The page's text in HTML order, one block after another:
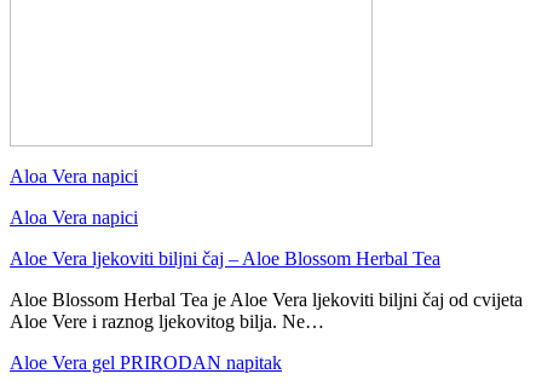
Aloa Vera napici
Aloa Vera napici
Aloe Vera ljekoviti biljni čaj – Aloe Blossom Herbal Tea
Aloe Blossom Herbal Tea je Aloe Vera ljekoviti biljni čaj od cvijeta
Aloe Vere i raznog ljekovitog bilja. Ne…
Aloe Vera gel PRIRODAN napitak